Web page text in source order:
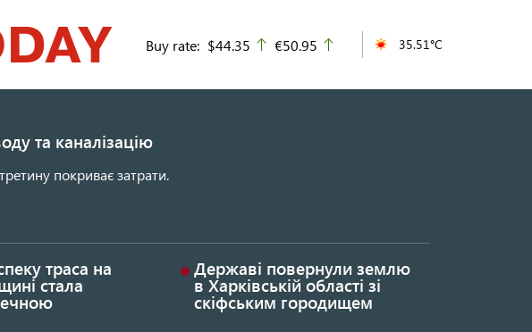
Buy rate: $44.35 up
€50.95 35.51°C
та каналізацію
покриває затрати.
траса на
стала
Державі повернули землю
в Харківській області зі
скіфським городищем